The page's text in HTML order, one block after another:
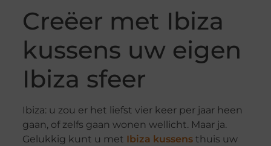
Creëer met Ibiza
kussens uw eigen
Ibiza sfeer
Ibiza: u zou er het liefst vier keer per jaar heen
gaan, of zelfs gaan wonen wellicht. Maar ja.
Gelukkig kunt u met Ibiza kussensthuis uw